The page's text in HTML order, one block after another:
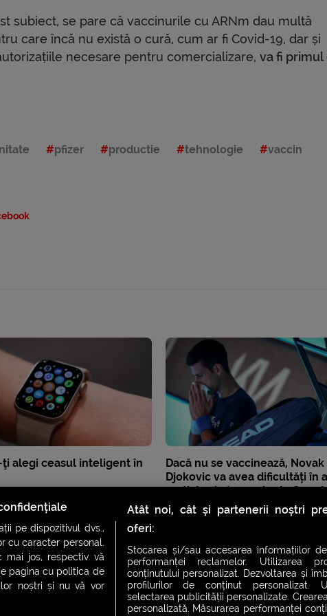
subiect, se pare că vaccinurile cu ARNm dau multă
care încă nu există o cură, cum ar fi Covid-19, dar și
necesare pentru comercializare, va fi primul
pfizer productie tehnologie vaccin
ţi alegi ceasul inteligent în
Dacă nu se vaccinează, Novak
Djokovic va avea dificultăți în a
participa la turneele de Grand
din 2022
pe dispozitivul dvs.,
cu caracter personal.
mai jos, respectiv vă
pagina cu politica de
noștri și nu vă vor
Atât noi, cât și partenerii noștri
oferi:
Stocarea și/sau accesarea informațiilor
performanței reclamelor. Utilizarea
conținutului personalizat. Dezvoltarea și
profilurilor de conținut personalizat.
selectarea publicității personalizate.
personalizată. Măsurarea performanței